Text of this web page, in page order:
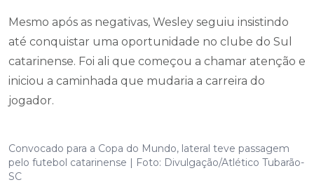
Mesmo após as negativas, Wesley seguiu insistindo
até conquistar uma oportunidade no clube do Sul
catarinense. Foi ali que começou a chamar atenção e
iniciou a caminhada que mudaria a carreira do
jogador.
Convocado para a Copa do Mundo, lateral teve passagem
pelo futebol catarinense | Foto: Divulgação/Atlético Tubarão-
SC